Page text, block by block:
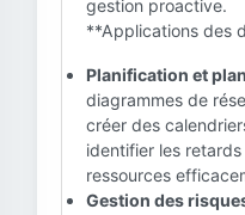
gestion proactive.
**Applications des
Planification et
diagrammes de
créer des
identifier les
ressources
Gestion des